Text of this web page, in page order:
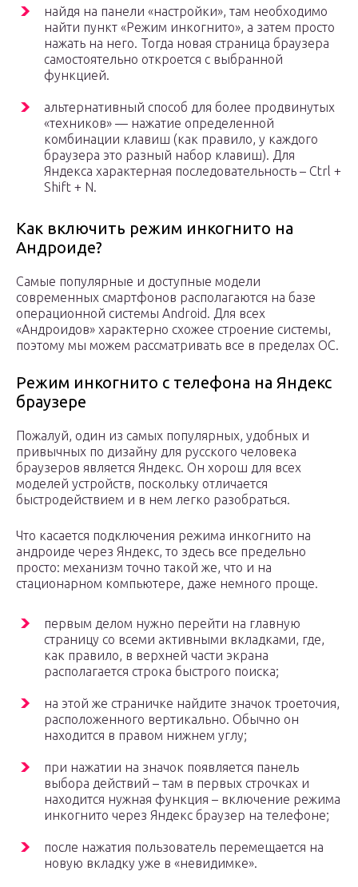
найдя на панели «настройки», там необходимо
найти пункт «Режим инкогнито», а затем просто
нажать на него. Тогда новая страница браузера
самостоятельно откроется с выбранной
функцией.
альтернативный способ для более продвинутых
«техников» — нажатие определенной
комбинации клавиш (как правило, у каждого
браузера это разный набор клавиш). Для
Яндекса характерная последовательность – Ctrl +
Shift + N.
Как включить режим инкогнито на
Андроиде?
Самые популярные и доступные модели
современных смартфонов располагаются на базе
операционной системы Android. Для всех
«Андроидов» характерно схожее строение системы,
поэтому мы можем рассматривать все в пределах ОС.
Режим инкогнито с телефона на Яндекс
браузере
Пожалуй, один из самых популярных, удобных и
привычных по дизайну для русского человека
браузеров является Яндекс. Он хорош для всех
моделей устройств, поскольку отличается
быстродействием и в нем легко разобраться.
Что касается подключения режима инкогнито на
андроиде через Яндекс, то здесь все предельно
просто: механизм точно такой же, что и на
стационарном компьютере, даже немного проще.
первым делом нужно перейти на главную
страницу со всеми активными вкладками, где,
как правило, в верхней части экрана
располагается строка быстрого поиска;
на этой же страничке найдите значок троеточия,
расположенного вертикально. Обычно он
находится в правом нижнем углу;
при нажатии на значок появляется панель
выбора действий – там в первых строчках и
находится нужная функция – включение режима
инкогнито через Яндекс браузер на телефоне;
после нажатия пользователь перемещается на
новую вкладку уже в «невидимке».